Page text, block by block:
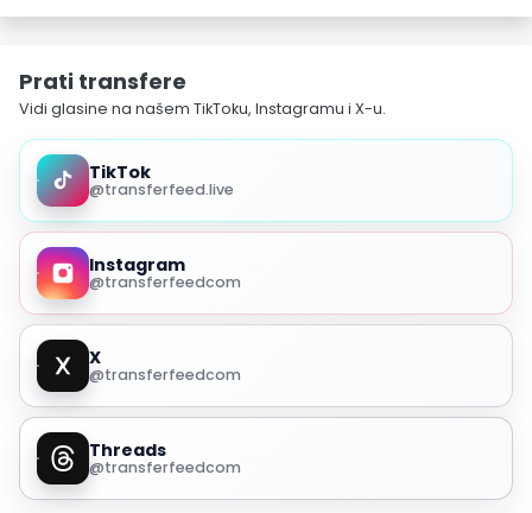
Prati transfere
Vidi glasine na našem TikToku, Instagramu i X-u.
TikTok
@transferfeed.live
Instagram
@transferfeedcom
X
@transferfeedcom
Threads
@transferfeedcom